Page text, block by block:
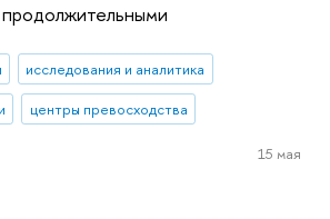
исследования и аналитика
центры превосходства
15 мая